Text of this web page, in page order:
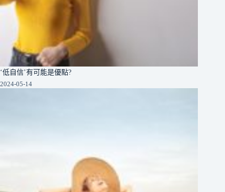
‘低自信’有可能是優點?
2024-05-14